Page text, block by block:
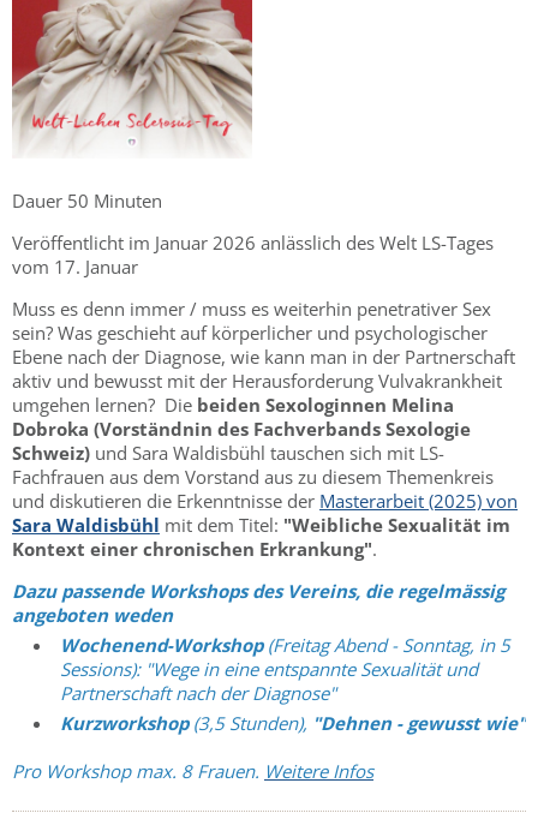
Dauer 50 Minuten
Veröffentlicht im Januar 2026 anlässlich des Welt LS-Tages
vom 17. Januar
Muss es denn immer / muss es weiterhin penetrativer Sex
sein? Was geschieht auf körperlicher und psychologischer
Ebene nach der Diagnose, wie kann man in der Partnerschaft
aktiv und bewusst mit der Herausforderung Vulvakrankheit
umgehen lernen? Die beiden Sexologinnen Melina
Dobroka (Vorständnin des Fachverbands Sexologie
Schweiz) und Sara Waldisbühl tauschen sich mit LS-
Fachfrauen aus dem Vorstand aus zu diesem Themenkreis
und diskutieren die Erkenntnisse der Masterarbeit (2025) von
Sara Waldisbühl mit dem Titel: "Weibliche Sexualität im
Kontext einer chronischen Erkrankung".
Dazu passende Workshops des Vereins, die regelmässig
angeboten weden
Wochenend-Workshop(Freitag Abend - Sonntag, in 5
Sessions): "Wege in eine entspannte Sexualität und
Partnerschaft nach der Diagnose"
Kurzworkshop (3,5 Stunden), "Dehnen - gewusst wie"
Pro Workshop max. 8 Frauen. Weitere Infos